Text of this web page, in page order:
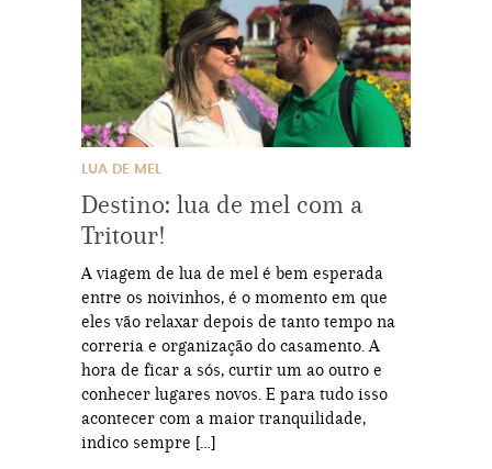
LUA DE MEL
Destino: lua de mel com a
Tritour!
A viagem de lua de mel é bem esperada
entre os noivinhos, é o momento em que
eles vão relaxar depois de tanto tempo na
correria e organização do casamento. A
hora de ficar a sós, curtir um ao outro e
conhecer lugares novos. E para tudo isso
acontecer com a maior tranquilidade,
indico sempre […]